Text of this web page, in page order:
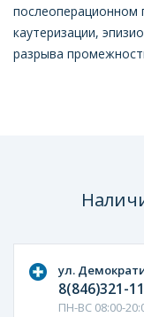
послеоперационном
каутеризации,
разрыва
ул.
8(846)321-
ПН-ВС 08:00-